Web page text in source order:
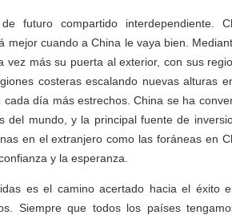
futuro compartido interdependiente.
mejor cuando a China le vaya bien.
más su puerta al exterior, con sus
costeras escalando nuevas alturas
día más estrechos. China se ha
mundo, y la principal fuente de
en el extranjero como las foráneas en
y la esperanza.
es el camino acertado hacia el éxito
Siempre que todos los países